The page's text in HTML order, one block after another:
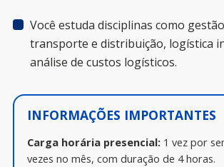
Você estuda disciplinas como
transporte e distribuição, logística
análise de custos logísticos.
INFORMAÇÕES IMPORTANTES
Carga horária presencial:1 vez por
vezes no mês, com duração de 4 horas.